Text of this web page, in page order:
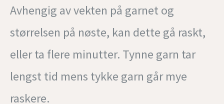
Avhengig av vekten på garnet og
størrelsen på nøste, kan dette gå raskt,
eller ta flere minutter. Tynne garn tar
lengst tid mens tykke garn går mye
raskere.